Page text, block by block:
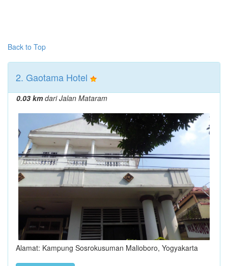
Back to Top
2. Gaotama Hotel
0.03 kmdari Jalan Mataram
Alamat: Kampung Sosrokusuman Malioboro, Yogyakarta